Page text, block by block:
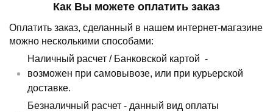
Как Вы можете оплатить заказ
Оплатить заказ, сделанный в нашем интернет-магазине
можно несколькими способами:
Наличный расчет / Банковской картой -
возможен при самовывозе, или при курьерской
доставке.
Безналичный расчет - данный вид оплаты